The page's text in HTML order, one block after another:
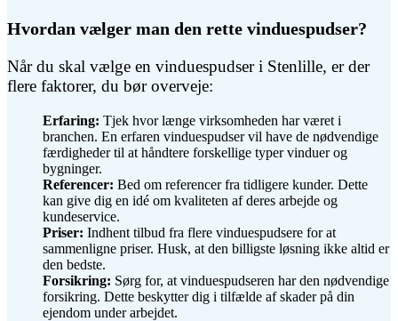
Hvordan vælger man den rette vinduespudser?
Når du skal vælge en vinduespudser i Stenlille, er der
flere faktorer, du bør overveje:
Erfaring: Tjek hvor længe virksomheden har været i
branchen. En erfaren vinduespudser vil have de nødvendige
færdigheder til at håndtere forskellige typer vinduer og
bygninger.
Referencer: Bed om referencer fra tidligere kunder. Dette
kan give dig en idé om kvaliteten af deres arbejde og
kundeservice.
Priser: Indhent tilbud fra flere vinduespudsere for at
sammenligne priser. Husk, at den billigste løsning ikke altid er
den bedste.
Forsikring: Sørg for, at vinduespudseren har den nødvendige
forsikring. Dette beskytter dig i tilfælde af skader på din
ejendom under arbejdet.